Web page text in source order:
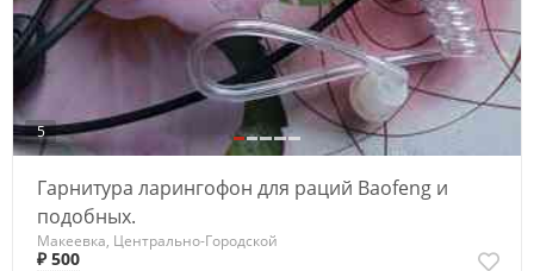
5
Гарнитура ларингофон для раций Baofeng и
подобных.
Макеевка, Центрально-Городской
₽ 500